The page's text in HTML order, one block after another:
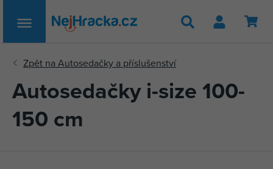
Hledat
Autosedačky i-size 100-
150 cm